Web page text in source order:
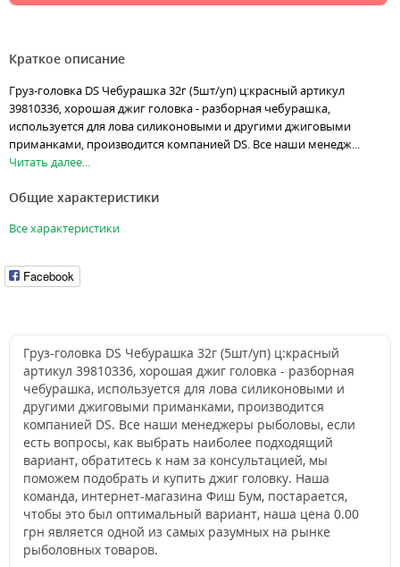
Краткое описание
Груз-головка DS Чебурашка 32г (5шт/уп) ц:красный артикул
39810336, хорошая джиг головка - разборная чебурашка,
используется для лова силиконовыми и другими джиговыми
приманками, производится компанией DS. Все наши менедж...
Читать далее...
Общие характеристики
Все характеристики
Facebook
Груз-головка DS Чебурашка 32г (5шт/уп) ц:красный
артикул 39810336, хорошая джиг головка - разборная
чебурашка, используется для лова силиконовыми и
другими джиговыми приманками, производится
компанией DS. Все наши менеджеры рыболовы, если
есть вопросы, как выбрать наиболее подходящий
вариант, обратитесь к нам за консультацией, мы
поможем подобрать и купить джиг головку. Наша
команда, интернет-магазина Фиш Бум, постарается,
чтобы это был оптимальный вариант, наша цена 0.00
грн является одной из самых разумных на рынке
рыболовных товаров.